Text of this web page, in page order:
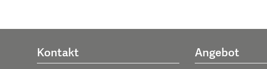
Kontakt Angebot